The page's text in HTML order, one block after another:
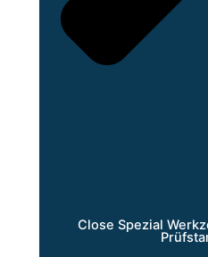
Close Spezial